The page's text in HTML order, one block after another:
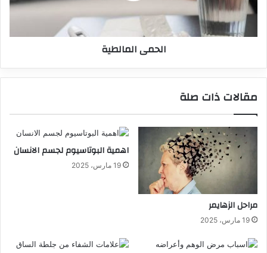
الحمى المالطية
مقالات ذات صلة
مراحل الزهايمر
19 مارس، 2025
اهمية البوتاسيوم لجسم الانسان
19 مارس، 2025